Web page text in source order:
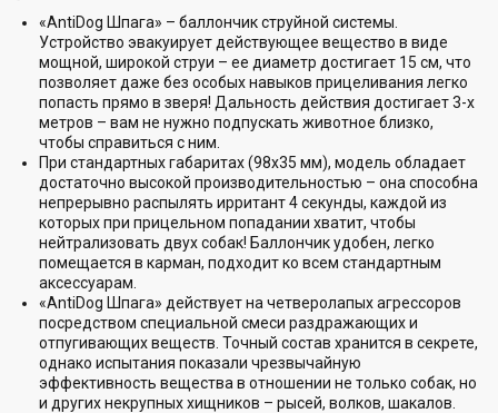
«AntiDog Шпага» – баллончик струйной системы.
Устройство эвакуирует действующее вещество в виде
мощной, широкой струи – ее диаметр достигает 15 см, что
позволяет даже без особых навыков прицеливания легко
попасть прямо в зверя! Дальность действия достигает 3-х
метров – вам не нужно подпускать животное близко,
чтобы справиться с ним.
При стандартных габаритах (98х35 мм), модель обладает
достаточно высокой производительностью – она способна
непрерывно распылять ирритант 4 секунды, каждой из
которых при прицельном попадании хватит, чтобы
нейтрализовать двух собак! Баллончик удобен, легко
помещается в карман, подходит ко всем стандартным
аксессуарам.
«AntiDog Шпага» действует на четверолапых агрессоров
посредством специальной смеси раздражающих и
отпугивающих веществ. Точный состав хранится в секрете,
однако испытания показали чрезвычайную
эффективность вещества в отношении не только собак, но
и других некрупных хищников – рысей, волков, шакалов.